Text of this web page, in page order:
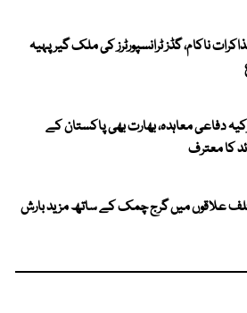
ناکام، گڈز ٹرانسپورٹرز کی ملک گیر پہیہ
دفاعی معاہدہ، بھارت بھی پاکستان کے
کا معترف
علاقوں میں گرج چمک کے ساتھ مزید بارش